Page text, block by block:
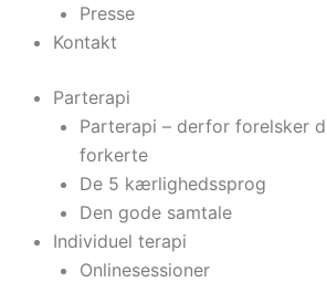
Presse
Kontakt
Parterapi
Parterapi – derfor forelsker
forkerte
De 5 kærlighedssprog
Den gode samtale
Individuel terapi
Onlinesessioner